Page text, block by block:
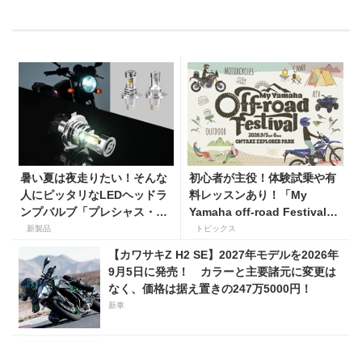
暑い夏は夜走りたい！そんな
人にピッタリなLEDヘッドラ
ンプバルブ「プレシャス・レ
イ ZX」が【デイトナ】から
新製品
初心者が主役！体験試乗や有
料レッスンあり！「My
Yamaha off-road Festival」
を9月5日・6日にオンタケエ
クスプローラーパークで実
施！
トピックス
【カワサキZ H2 SE】2027年モデルを2026年
9月5日に発売！ カラーと主要諸元に変更は
なく、価格は据え置きの247万5000円！
新車